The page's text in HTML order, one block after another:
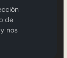
de
nos